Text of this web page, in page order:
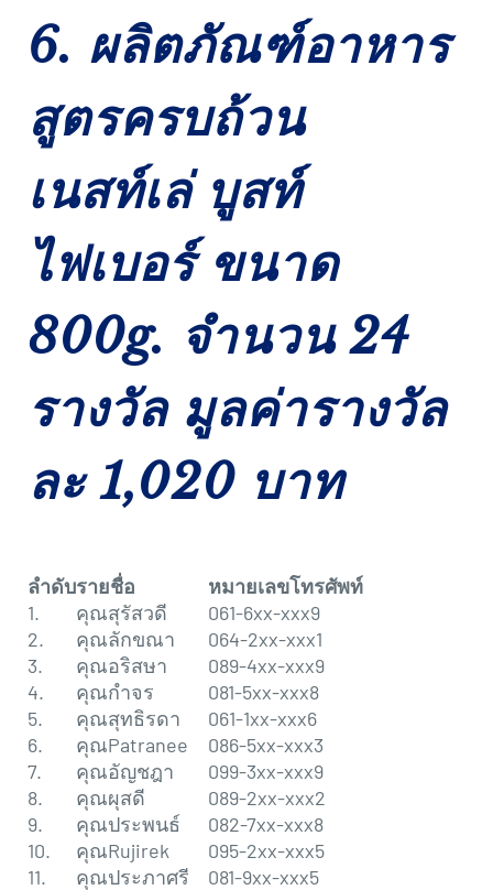
6. ผลิตภัณฑ์อาหาร
สูตรครบถ้วน
เนสท์เล่ บูสท์
ไฟเบอร์ ขนาด
800g. จำนวน 24
รางวัล มูลค่ารางวัล
ละ 1,020 บาท
ลำดับรายชื่อ
หมายเลขโทรศัพท์
1.
คุณสุรัสวดี
061-6xx-xxx9
2.
คุณลักขณา
064-2xx-xxx1
3.
คุณอริสษา
089-4xx-xxx9
4.
คุณกำจร
081-5xx-xxx8
5.
คุณสุทธิรดา
061-1xx-xxx6
6.
คุณPatranee
086-5xx-xxx3
7.
คุณอัญชฎา
099-3xx-xxx9
8.
คุณผุสดี
089-2xx-xxx2
9.
คุณประพนธ์
082-7xx-xxx8
10.
คุณRujirek
095-2xx-xxx5
11.
คุณประภาศรี
081-9xx-xxx5